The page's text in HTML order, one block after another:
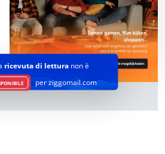
ricevuta di lettura non è
per ziggomail.com